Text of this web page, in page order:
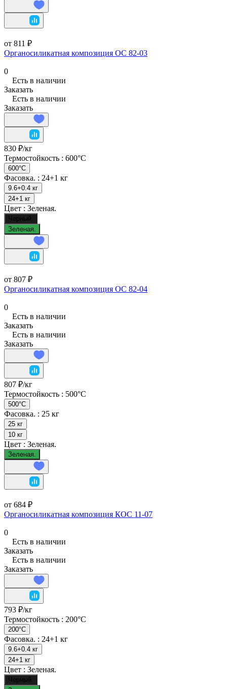
от 811 ₽
Органосиликатная композиция ОС 82-03
0
Есть в наличии
Заказать
Есть в наличии
Заказать
830 ₽/кг
Термостойкость : 600°C
600°C
Фасовка. : 24+1 кг
9.6+0.4 кг
24+1 кг
Цвет : Зеленая.
Черный.
Зеленая.
от 807 ₽
Органосиликатная композиция ОС 82-04
0
Есть в наличии
Заказать
Есть в наличии
Заказать
807 ₽/кг
Термостойкость : 500°C
500°C
Фасовка. : 25 кг
25 кг
10 кг
Цвет : Зеленая.
Зеленая.
от 684 ₽
Органосиликатная композиция КОС 11-07
0
Есть в наличии
Заказать
Есть в наличии
Заказать
793 ₽/кг
Термостойкость : 200°C
200°C
Фасовка. : 24+1 кг
9.6+0.4 кг
24+1 кг
Цвет : Зеленая.
Черный.